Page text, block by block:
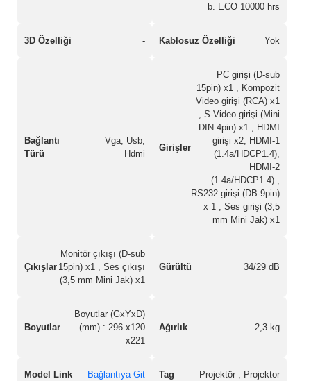
b. ECO 10000 hrs
3D Özelliği - Kablosuz Özelliği Yok
Bağlantı
Türü
Vga, Usb,
Hdmi
Girişler
PC girişi (D-sub
15pin) x1 , Kompozit
Video girişi (RCA) x1
, S-Video girişi (Mini
DIN 4pin) x1 , HDMI
girişi x2, HDMI-1
(1.4a/HDCP1.4),
HDMI-2
(1.4a/HDCP1.4) ,
RS232 girişi (DB-9pin)
x 1 , Ses girişi (3,5
mm Mini Jak) x1
Çıkışlar
Monitör çıkışı (D-sub
15pin) x1 , Ses çıkışı
(3,5 mm Mini Jak) x1
Gürültü 34/29 dB
Boyutlar
Boyutlar (GxYxD)
(mm) : 296 x120
x221
Ağırlık 2,3 kg
Model Link Bağlantıya Git Tag Projektör , Projektor